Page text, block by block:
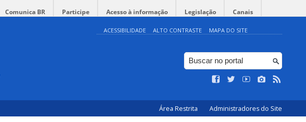
Comunica BR Participe Acesso à informação Legislação Canais
ACESSIBILIDADE ALTO CONTRASTE MAPA DO SITE
Área Restrita Administradores do Site